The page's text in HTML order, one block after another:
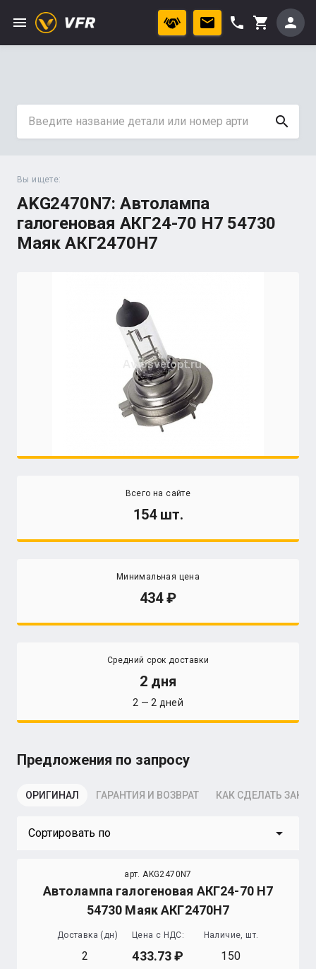
menu phone shopping_cart person
search
Вы ищете:
AKG2470N7: Автолампа
галогеновая АКГ24-70 Н7 54730
Маяк АКГ2470Н7
Всего на сайте
154 шт.
Минимальная цена
434
Средний срок доставки
2 дня
2 — 2 дней
Предложения по запросу
ОРИГИНАЛ ГАРАНТИЯ И ВОЗВРАТ КАК СДЕЛАТЬ
Сортировать по arrow_drop_down
арт. AKG2470N7
Автолампа галогеновая АКГ24-70 Н7
54730 Маяк АКГ2470Н7
Доставка (дн)
2
Цена с НДС:
433.73
Наличие, шт.
150